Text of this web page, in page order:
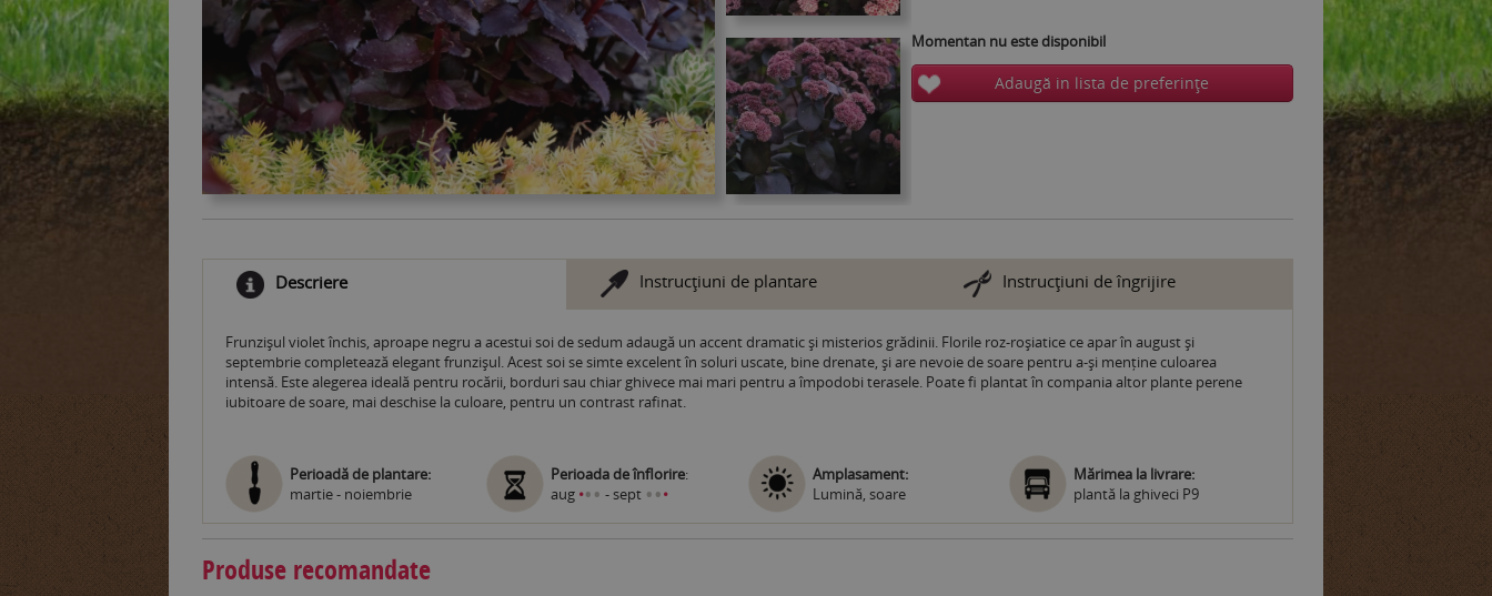
Momentan nu este disponibil
Adaugă in lista de preferinţe
Descriere Instrucţiuni de plantare Instrucţiuni de îngrijire
Frunzișul violet închis, aproape negru a acestui soi de sedum adaugă un accent dramatic și misterios grădinii. Florile roz-roșiatice ce apar în august și
septembrie completează elegant frunzișul. Acest soi se simte excelent în soluri uscate, bine drenate, și are nevoie de soare pentru a-și menține culoarea
intensă. Este alegerea ideală pentru rocării, borduri sau chiar ghivece mai mari pentru a împodobi terasele. Poate fi plantat în compania altor plante perene
iubitoare de soare, mai deschise la culoare, pentru un contrast rafinat.
Perioadă de plantare:
martie - noiembrie
Perioada de înflorire:
aug ••• - sept •••
Amplasament:
Lumină, soare
Mărimea la livrare:
plantă la ghiveci P9
Produse recomandate